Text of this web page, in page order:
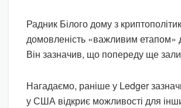
Радник Білого дому з
домовленість «важливим етапом»
Він зазначив, що попереду ще
Нагадаємо, раніше у Ledger
у США відкриє можливості для